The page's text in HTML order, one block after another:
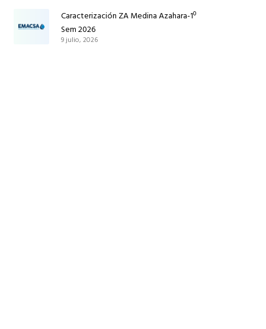
Caracterización ZA Medina Azahara-1º
Sem 2026
9 julio, 2026